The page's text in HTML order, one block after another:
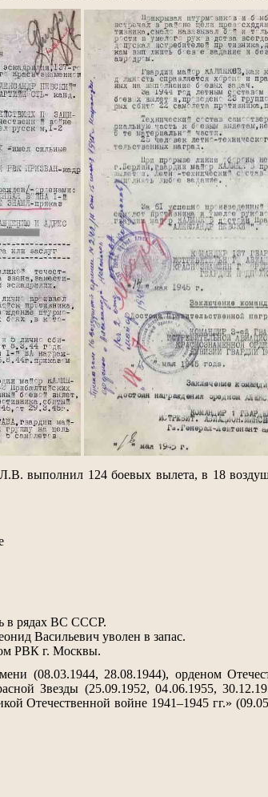
выполнил 124 боевых вылета, в 18
в рядах ВС СССР.
Васильевич уволен в запас.
РВК г. Москвы.
(08.03.1944, 28.08.1944), орденом
Звезды (25.09.1952, 04.06.1955,
Отечественной войне 1941–1945 гг.»